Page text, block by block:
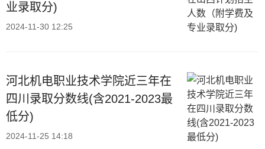
业录取分)
2024-11-30 12:25
河北机电职业技术学院近三年在
四川录取分数线(含2021-2023最
低分)
2024-11-25 14:18